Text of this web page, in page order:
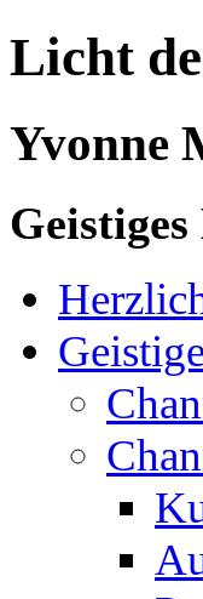
Licht
Yvonne